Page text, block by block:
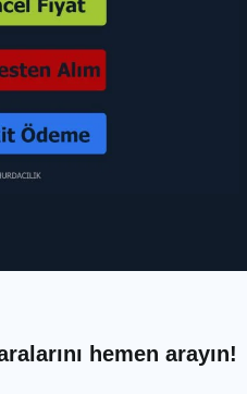
hemen arayın!